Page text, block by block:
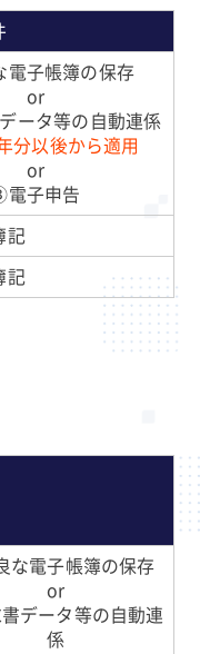
子帳簿の保存
or
ータ等の自動連係
分以後から適用
or
子申告
記
記
電子帳簿の保存
or
データ等の自動連
係